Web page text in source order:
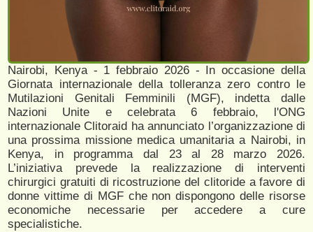
Nairobi, Kenya - 1 febbraio 2026 - In occasione della
Giornata internazionale della tolleranza zero contro le
Mutilazioni Genitali Femminili (MGF), indetta dalle
Nazioni Unite e celebrata 6 febbraio, l'ONG
internazionale Clitoraid ha annunciato l’organizzazione di
una prossima missione medica umanitaria a Nairobi, in
Kenya, in programma dal 23 al 28 marzo 2026.
L’iniziativa prevede la realizzazione di interventi
chirurgici gratuiti di ricostruzione del clitoride a favore di
donne vittime di MGF che non dispongono delle risorse
economiche necessarie per accedere a cure
specialistiche.